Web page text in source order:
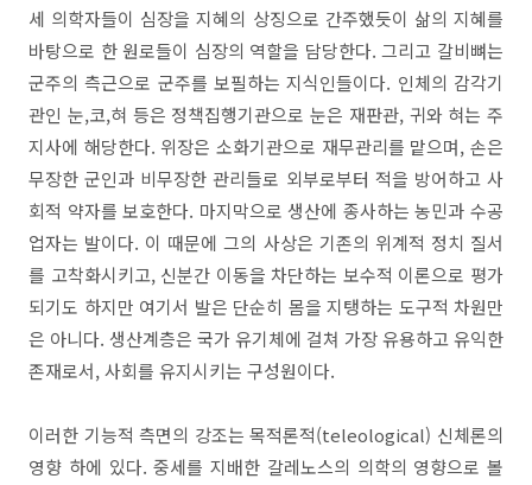
세 의학자들이 심장을 지혜의 상징으로 간주했듯이 삶의 지혜를
바탕으로 한 원로들이 심장의 역할을 담당한다. 그리고 갈비뼈는
군주의 측근으로 군주를 보필하는 지식인들이다. 인체의 감각기
관인 눈,코,혀 등은 정책집행기관으로 눈은 재판관, 귀와 혀는 주
지사에 해당한다. 위장은 소화기관으로 재무관리를 맡으며, 손은
무장한 군인과 비무장한 관리들로 외부로부터 적을 방어하고 사
회적 약자를 보호한다. 마지막으로 생산에 종사하는 농민과 수공
업자는 발이다. 이 때문에 그의 사상은 기존의 위계적 정치 질서
를 고착화시키고, 신분간 이동을 차단하는 보수적 이론으로 평가
되기도 하지만 여기서 발은 단순히 몸을 지탱하는 도구적 차원만
은 아니다. 생산계층은 국가 유기체에 걸쳐 가장 유용하고 유익한
존재로서, 사회를 유지시키는 구성원이다.
이러한 기능적 측면의 강조는 목적론적(teleological) 신체론의
영향 하에 있다. 중세를 지배한 갈레노스의 의학의 영향으로 볼